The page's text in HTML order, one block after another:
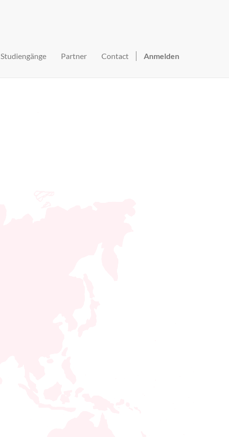
Studiengänge Partner Contact Anmelden